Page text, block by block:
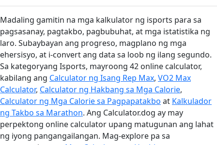
Madaling gamitin na mga kalkulator ng isports para sa
pagsasanay, pagtakbo, pagbubuhat, at mga istatistika ng
laro. Subaybayan ang progreso, magplano ng mga
ehersisyo, at i-convert ang data sa loob ng ilang segundo.
Sa kategoryang Isports, mayroong 42 online calculator,
kabilang ang Calculator ng Isang Rep Max, VO2 Max
Calculator, Calculator ng Hakbang sa Mga Calorie,
Calculator ng Mga Calorie sa Pagpapatakbo at Kalkulador
ng Takbo sa Marathon. Ang Calculator.dog ay may
perpektong online calculator upang matugunan ang lahat
ng iyong pangangailangan. Mag-explore pa sa